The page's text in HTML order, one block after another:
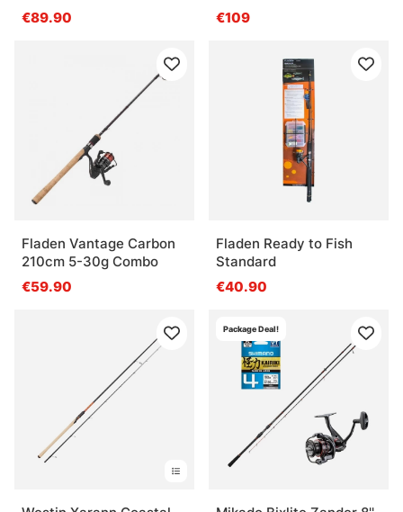
28G/0.17YL
€89.90
25G/0.19YL
€109
Fladen Vantage Carbon
210cm 5-30g Combo
€59.90
Fladen Ready to Fish
Standard
€40.90
Package Deal!